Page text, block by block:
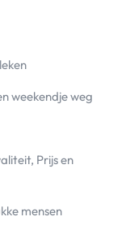
weekendje weg
Prijs en
mensen